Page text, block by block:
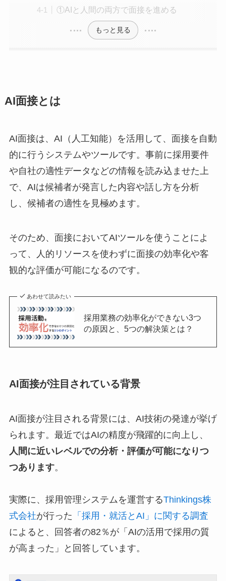
①AIと人間の両方で面接を進める
もっと見る
AI面接とは
AI面接は、AI（人工知能）を活用して、面接を自動
的に行うシステムやツールです。事前に採用要件
や自社の適性データなどの情報を読み込ませた上
で、AIは候補者が発言した内容や話し方を分析
し、候補者の適性を見極めます。
そのため、面接においてAIツールを使うことによ
って、人的リソースを使わずに面接の効率化や客
観的な評価が可能になるのです。
あわせて読みたい
採用業務の効率化ができない3つ
の原因と、5つの解決策とは？
AI面接が注目されている背景
AI面接が注目される背景には、AI技術の発達が挙げ
られます。最近ではAIの精度が飛躍的に向上し、
人間に近いレベルでの分析・評価が可能になりつ
つあります。
実際に、採用管理システムを運営するThinkings株
式会社が行った 「採用・就活とAI」に関する調査
によると、回答者の82％が「AIの活用で採用の質
が高まった」と回答しています。